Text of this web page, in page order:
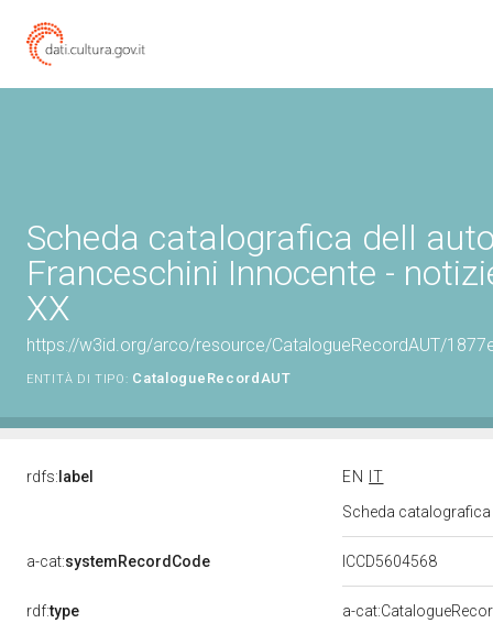
Scheda catalografica dell
Franceschini Innocente -
XX
https://w3id.org/arco/resource/CatalogueRecordAUT/
ENTITÀ DI TIPO: CatalogueRecordAUT
rdfs: label EN
IT
Scheda
a-cat:systemRecordCode ICCD5604568
rdf:type
a-